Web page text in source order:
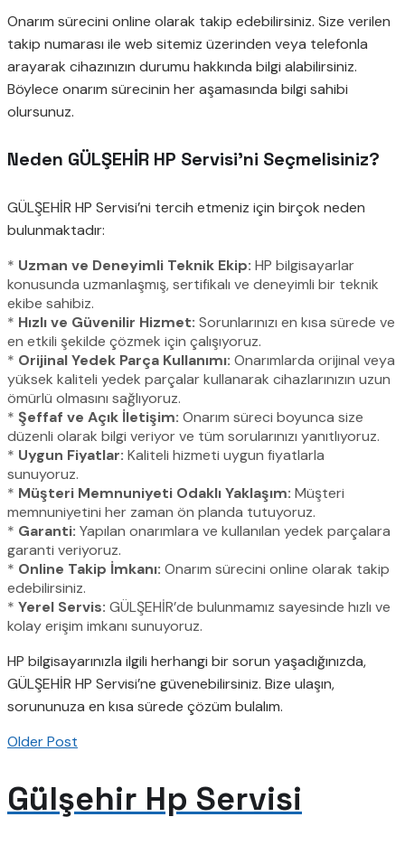
Onarım sürecini online olarak takip edebilirsiniz. Size verilen
takip numarası ile web sitemiz üzerinden veya telefonla
arayarak cihazınızın durumu hakkında bilgi alabilirsiniz.
Böylece onarım sürecinin her aşamasında bilgi sahibi
olursunuz.
Neden GÜLŞEHİR HP Servisi’ni Seçmelisiniz?
GÜLŞEHİR HP Servisi’ni tercih etmeniz için birçok neden
bulunmaktadır:
* Uzman ve Deneyimli Teknik Ekip: HP bilgisayarlar
konusunda uzmanlaşmış, sertifikalı ve deneyimli bir teknik
ekibe sahibiz.
* Hızlı ve Güvenilir Hizmet: Sorunlarınızı en kısa sürede ve
en etkili şekilde çözmek için çalışıyoruz.
* Orijinal Yedek Parça Kullanımı: Onarımlarda orijinal veya
yüksek kaliteli yedek parçalar kullanarak cihazlarınızın uzun
ömürlü olmasını sağlıyoruz.
* Şeffaf ve Açık İletişim: Onarım süreci boyunca size
düzenli olarak bilgi veriyor ve tüm sorularınızı yanıtlıyoruz.
* Uygun Fiyatlar: Kaliteli hizmeti uygun fiyatlarla
sunuyoruz.
* Müşteri Memnuniyeti Odaklı Yaklaşım: Müşteri
memnuniyetini her zaman ön planda tutuyoruz.
* Garanti: Yapılan onarımlara ve kullanılan yedek parçalara
garanti veriyoruz.
* Online Takip İmkanı: Onarım sürecini online olarak takip
edebilirsiniz.
* Yerel Servis: GÜLŞEHİR’de bulunmamız sayesinde hızlı ve
kolay erişim imkanı sunuyoruz.
HP bilgisayarınızla ilgili herhangi bir sorun yaşadığınızda,
GÜLŞEHİR HP Servisi’ne güvenebilirsiniz. Bize ulaşın,
sorununuza en kısa sürede çözüm bulalım.
Older Post
Gülşehir Hp Servisi